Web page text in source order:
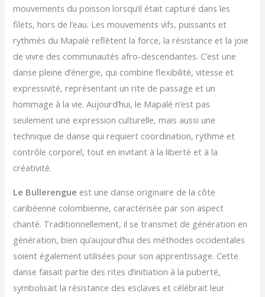
mouvements du poisson lorsqu’il était capturé dans les
filets, hors de l’eau. Les mouvements vifs, puissants et
rythmés du Mapalé reflètent la force, la résistance et la joie
de vivre des communautés afro-descendantes. C’est une
danse pleine d’énergie, qui combine flexibilité, vitesse et
expressivité, représentant un rite de passage et un
hommage à la vie. Aujourd’hui, le Mapalé n’est pas
seulement une expression culturelle, mais aussi une
technique de danse qui requiert coordination, rythme et
contrôle corporel, tout en invitant à la liberté et à la
créativité.
Le Bullerengue est une danse originaire de la côte
caribéenne colombienne, caractérisée par son aspect
chanté. Traditionnellement, il se transmet de génération en
génération, bien qu’aujourd’hui des méthodes occidentales
soient également utilisées pour son apprentissage. Cette
danse faisait partie des rites d’initiation à la puberté,
symbolisait la résistance des esclaves et célébrait leur